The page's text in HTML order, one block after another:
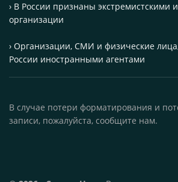
› В России признаны экстремистскими
организации
› Организации, СМИ и физические
России иностранными агентами
В случае потери форматирования и
записи, пожалуйста, сообщите нам.